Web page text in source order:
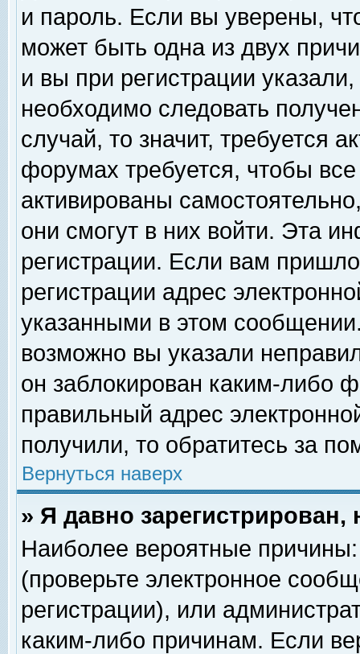
и пароль. Если вы уверены,
может быть одна из двух
и вы при регистрации
необходимо следовать
случай, то значит, требуется
форумах требуется, чтобы
активированы
они смогут в них войти. Эта
регистрации. Если вам
регистрации адрес
указанными в этом
возможно вы указали
он заблокирован каким-либо
правильный адрес
получили, то обратитесь за
Вернуться наверх
» Я давно
Наиболее вероятные
(проверьте электронное
регистрации), или
каким-либо причинам. Если